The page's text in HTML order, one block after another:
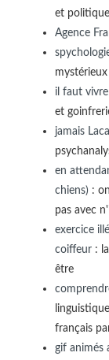
et politique
Agence
il faut
et
jamais
en
chiens) :
pas avec
exercice
coiffeur :
être
français
gif animés